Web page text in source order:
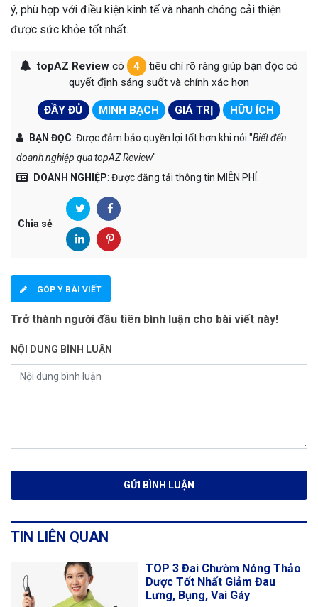
ý, phù hợp với điều kiện kinh tế và nhanh chóng cải thiện
được sức khỏe tốt nhất.
topAZ Reviewcó 4
tiêu chí rõ ràng giúp bạn đọc có
quyết định sáng suốt và chính xác hơn
ĐẦY ĐỦ MINH BẠCH GIÁ TRỊ HỮU ÍCH
BẠN ĐỌC: Được đảm bảo quyền lợi tốt hơn khi nói "Biết đến
doanh nghiệp qua topAZ Review"
DOANH NGHIỆP: Được đăng tải thông tin MIỄN PHÍ.
Chia sẻ
GÓP Ý BÀI VIẾT
Trở thành người đầu tiên bình luận cho bài viết này!
NỘI DUNG BÌNH LUẬN
TIN LIÊN QUAN
TOP 3 Đai Chườm Nóng Thảo
Dược Tốt Nhất Giảm Đau
Lưng, Bụng, Vai Gáy